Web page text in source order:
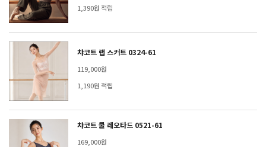
1,390원 적립
챠코트 랩 스커트 0324-61
119,000원
1,190원 적립
챠코트 쿨 레오타드 0521-61
169,000원